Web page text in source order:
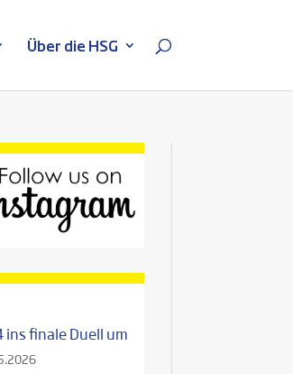
Über die HSG
ins finale Duell um